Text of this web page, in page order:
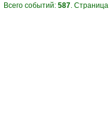
Всего событий: 587. Страница